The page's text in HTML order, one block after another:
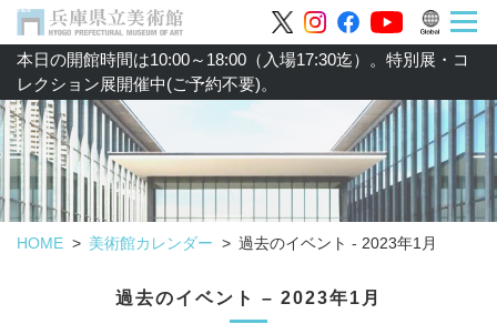
本日の開館時間は10:00～18:00（入場17:30迄）。特別展・コ
レクション展開催中(ご予約不要)。
HOME 美術館カレンダー 過去のイベント - 2023年1月
過去のイベント – 2023年1月